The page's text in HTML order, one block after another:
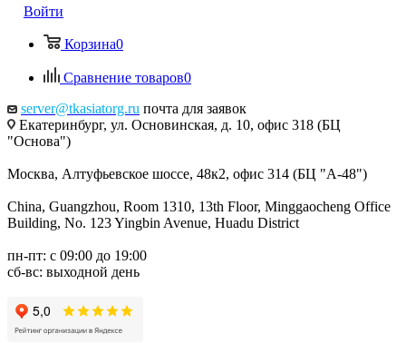
Войти
Корзина0
Сравнение товаров0
server@tkasiatorg.ru почта для заявок
Екатеринбург, ул. Основинская, д. 10, офис 318 (БЦ
"Основа")
Москва, Алтуфьевское шоссе, 48к2, офис 314 (БЦ "А-48")
China, Guangzhou, Room 1310, 13th Floor, Minggaocheng Office
Building, No. 123 Yingbin Avenue, Huadu District
пн-пт: с 09:00 до 19:00
сб-вс: выходной день